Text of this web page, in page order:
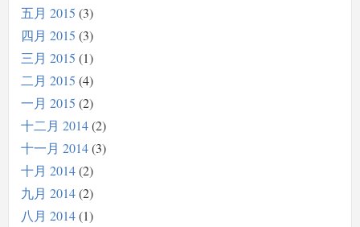
五月 2015 3
四月 2015 3
三月 2015 1
二月 2015 4
一月 2015 2
十二月 2014 2
十一月 2014 3
十月 2014 2
九月 2014 2
八月 2014 1